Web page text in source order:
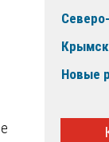
Новые